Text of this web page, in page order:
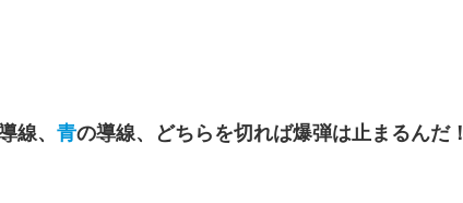
線、 青の導線、どちらを切れば爆弾は止まるんだ！